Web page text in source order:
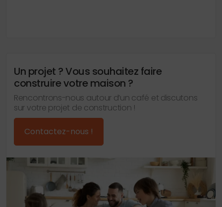
Un projet ? Vous souhaitez faire
construire votre maison ?
Rencontrons-nous autour d’un café et discutons
sur votre projet de construction !
Contactez-nous !